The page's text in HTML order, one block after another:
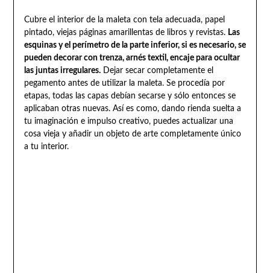
Cubre el interior de la maleta con tela adecuada, papel
pintado, viejas páginas amarillentas de libros y revistas. Las
esquinas y el perímetro de la parte inferior, si es necesario, se
pueden decorar con trenza, arnés textil, encaje para ocultar
las juntas irregulares.Dejar secar completamente el
pegamento antes de utilizar la maleta. Se procedía por
etapas, todas las capas debían secarse y sólo entonces se
aplicaban otras nuevas. Así es como, dando rienda suelta a
tu imaginación e impulso creativo, puedes actualizar una
cosa vieja y añadir un objeto de arte completamente único
a tu interior.